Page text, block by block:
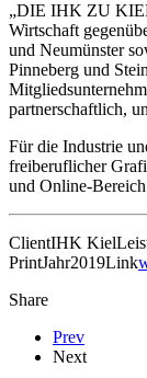
„DIE IHK ZU
Wirtschaft
und Neumünster
Pinneberg und
partnerschaftlich,
Für die Industrie
freiberuflicher
und Online-
ClientIHK Kiel
PrintJahr2019Link
Share
Prev
Next